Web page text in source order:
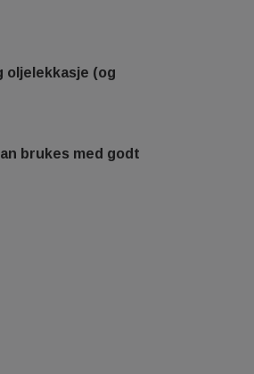
(og
brukes med godt